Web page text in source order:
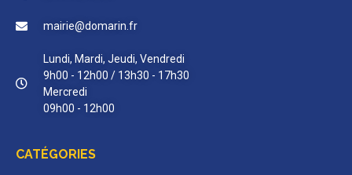
mairie@domarin.fr
Lundi, Mardi, Jeudi, Vendredi
9h00 - 12h00 / 13h30 - 17h30
Mercredi
09h00 - 12h00
CATÉGORIES